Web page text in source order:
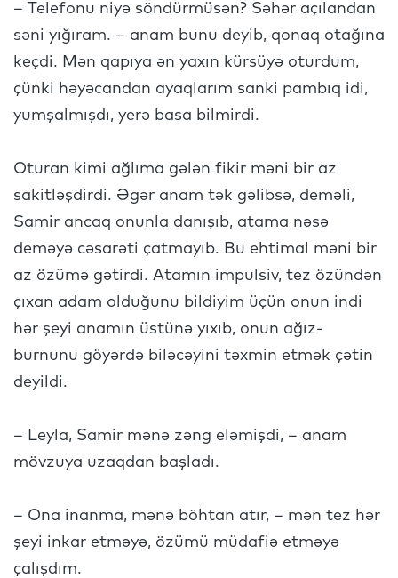
– Telefonu niyə söndürmüsən? Səhər açılandan
səni yığıram. – anam bunu deyib, qonaq otağına
keçdi. Mən qapıya ən yaxın kürsüyə oturdum,
çünki həyəcandan ayaqlarım sanki pambıq idi,
yumşalmışdı, yerə basa bilmirdi.
Oturan kimi ağlıma gələn fikir məni bir az
sakitləşdirdi. Əgər anam tək gəlibsə, deməli,
Samir ancaq onunla danışıb, atama nəsə
deməyə cəsarəti çatmayıb. Bu ehtimal məni bir
az özümə gətirdi. Atamın impulsiv, tez özündən
çıxan adam olduğunu bildiyim üçün onun indi
hər şeyi anamın üstünə yıxıb, onun ağız-
burnunu göyərdə biləcəyini təxmin etmək çətin
deyildi.
– Leyla, Samir mənə zəng eləmişdi, – anam
mövzuya uzaqdan başladı.
– Ona inanma, mənə böhtan atır, – mən tez hər
şeyi inkar etməyə, özümü müdafiə etməyə
çalışdım.